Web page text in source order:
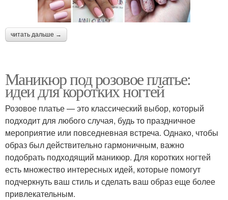
читать дальше →
Маникюр под розовое платье:
идеи для коротких ногтей
Розовое платье — это классический выбор, который
подходит для любого случая, будь то праздничное
мероприятие или повседневная встреча. Однако, чтобы
образ был действительно гармоничным, важно
подобрать подходящий маникюр. Для коротких ногтей
есть множество интересных идей, которые помогут
подчеркнуть ваш стиль и сделать ваш образ еще более
привлекательным.